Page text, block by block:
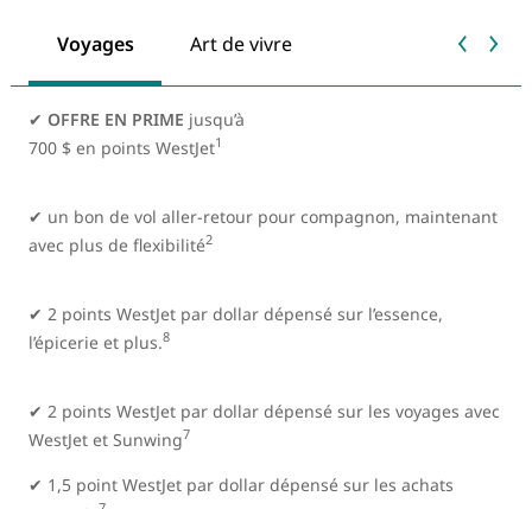
Voyages Art de vivre
✔ OFFRE EN PRIME jusqu’à
700 $ en points WestJet1
✔ un bon de vol aller-retour pour compagnon, maintenant
avec plus de flexibilité2
✔ 2 points WestJet par dollar dépensé sur l’essence,
l’épicerie et plus.8
✔ 2 points WestJet par dollar dépensé sur les voyages avec
WestJet et Sunwing7
✔ 1,5 point WestJet par dollar dépensé sur les achats